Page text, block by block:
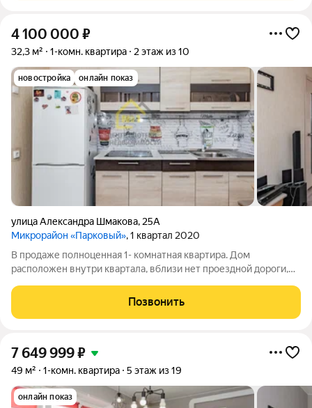
4 100 000 ₽
32,3 м² 1-комн. квартира 2 этаж из 10
новостройка онлайн показ
улица Александра Шмакова, 25А
Микрорайон «Парковый», 1 квартал 2020
В продаже полноценная 1- комнатная квартира. Дом
расположен внутри квартала, вблизи нет проездной дороги,
комфортном 2 этаже, в среднем подъезде. квартира не
торцевая. В квартире есть все
Позвонить
7 649 999₽
49 м² 1-комн. квартира 5 этаж из 19
онлайн показ